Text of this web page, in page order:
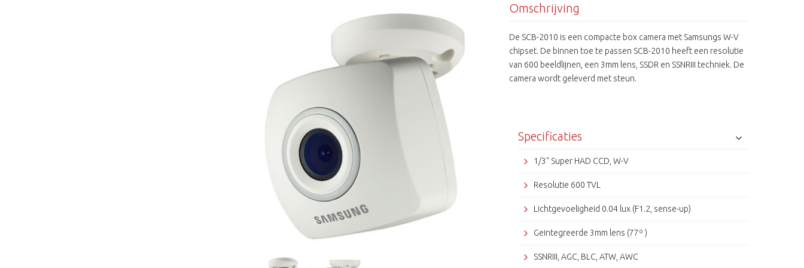
Omschrijving
De SCB-2010 is een compacte box camera met Samsungs W-V
chipset. De binnen toe te passen SCB-2010 heeft een resolutie
van 600 beeldlijnen, een 3mm lens, SSDR en SSNRIII techniek. De
camera wordt geleverd met steun.
Specificaties
1/3" Super HAD CCD, W-V
Resolutie 600 TVL
Lichtgevoeligheid 0.04 lux (F1.2, sense-up)
Geintegreerde 3mm lens (77º )
SSNRIII, AGC, BLC, ATW, AWC